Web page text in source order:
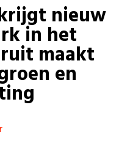
nieuw
in het
maakt
en